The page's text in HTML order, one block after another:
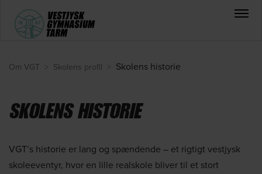
Om VGT > Skolens profil > Skolens historie
SKOLENS HISTORIE
VGT’s historie er lang og spændende – et rigtigt vestjysk
skoleeventyr, hvor en lille realskole bliver til et stort